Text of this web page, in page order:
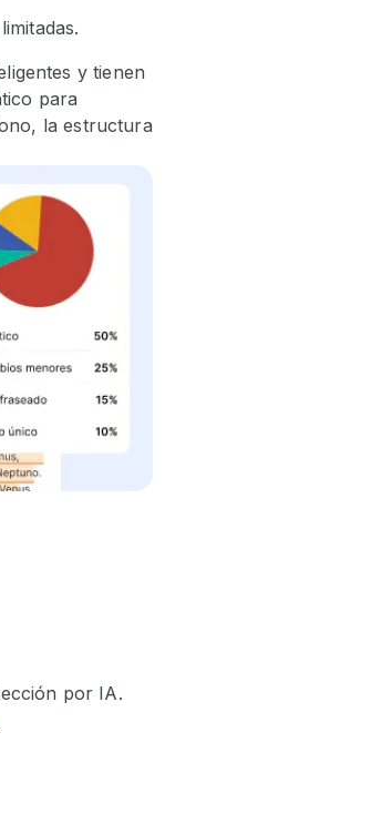
y tienen
para
la estructura
por IA.